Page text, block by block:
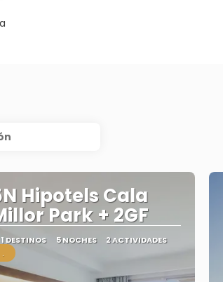
Hipotels Cala
Park + 2GF
1 DESTINOS 5 NOCHES 2 ACTIVIDADES
.